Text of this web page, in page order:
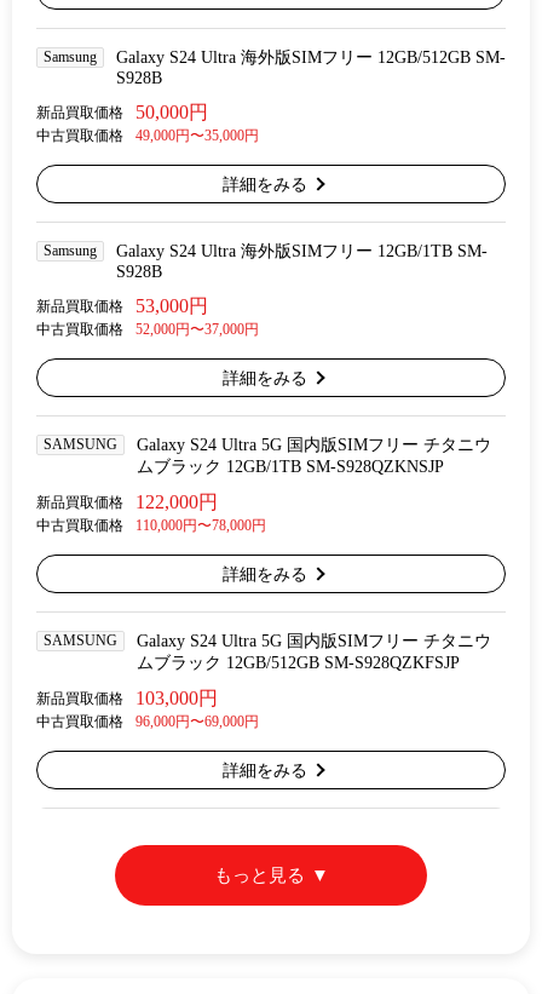
Samsung
Galaxy S24 Ultra 海外版SIMフリー 12GB/512GB SM-
S928B
新品買取価格 50,000円
中古買取価格 49,000円〜35,000円
詳細をみる
Samsung
Galaxy S24 Ultra 海外版SIMフリー 12GB/1TB SM-
S928B
新品買取価格 53,000円
中古買取価格 52,000円〜37,000円
詳細をみる
SAMSUNG
Galaxy S24 Ultra 5G 国内版SIMフリー チタニウ
ムブラック 12GB/1TB SM-S928QZKNSJP
新品買取価格 122,000円
中古買取価格 110,000円〜78,000円
詳細をみる
SAMSUNG
Galaxy S24 Ultra 5G 国内版SIMフリー チタニウ
ムブラック 12GB/512GB SM-S928QZKFSJP
新品買取価格 103,000円
中古買取価格 96,000円〜69,000円
詳細をみる
もっと見る